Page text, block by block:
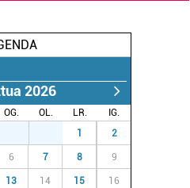
esperientzia eta
cookie teknologiaz
ematen diguzu.
Gehiago
2026
OG. OL. LR.
IG.
1 2
6 7 8 9
13 14 15 16